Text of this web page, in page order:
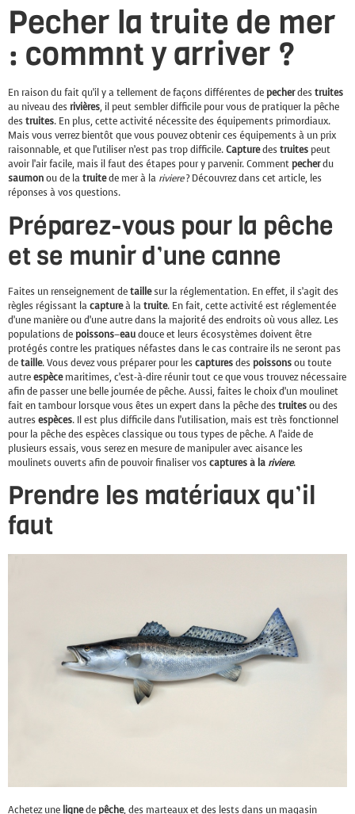
Pecher la truite de mer
: commnt y arriver ?
En raison du fait qu’il y a tellement de façons différentes de pecherdestruites
au niveau des rivières, il peut sembler difficile pour vous de pratiquer la pêche
destruites. En plus, cette activité nécessite des équipements primordiaux.
Mais vous verrez bientôt que vous pouvez obtenir ces équipements à un prix
raisonnable, et que l’utiliser n’est pas trop difficile.Capturedestruites peut
avoir l’air facile, mais il faut des étapes pour y parvenir. Comment pecherdu
saumonou de la truitede mer à la riviere? Découvrez dans cet article, les
réponses à vos questions.
Préparez-vous pour la pêche
et se munir d’une canne
Faites un renseignement detaillesur la réglementation. En effet, il s’agit des
règles régissant la captureà la truite. En fait, cette activité est réglementée
d’une manière ou d’une autre dans la majorité des endroits où vous allez. Les
populations de poissons–eaudouce et leurs écosystèmes doivent être
protégés contre les pratiques néfastes dans le cas contraire ils ne seront pas
detaille. Vous devez vous préparer pour lescapturesdes poissonsou toute
autreespècemaritimes, c’est-à-dire réunir tout ce que vous trouvez nécessaire
afin de passer une belle journée de pêche. Aussi, faites le choix d’un moulinet
fait en tambour lorsque vous êtes un expert dans la pêche destruitesou des
autresespèces. Il est plus difficile dans l’utilisation, mais est très fonctionnel
pour la pêche des espèces classique ou tous types de pêche. A l’aide de
plusieurs essais, vous serez en mesure de manipuler avec aisance les
moulinets ouverts afin de pouvoir finaliser voscaptures à la riviere.
Prendre les matériaux qu’il
faut
Achetez une lignede pêche, des marteaux et des lests dans un magasin